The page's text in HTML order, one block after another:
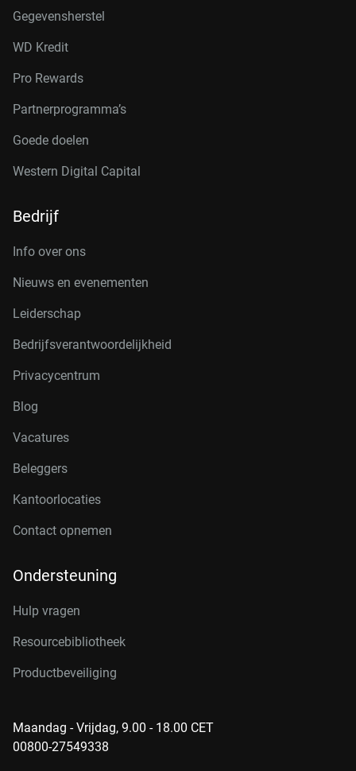
Gegevensherstel
WD Kredit
Pro Rewards
Partnerprogramma’s
Goede doelen
Western Digital Capital
Bedrijf
Info over ons
Nieuws en evenementen
Leiderschap
Bedrijfsverantwoordelijkheid
Privacycentrum
Blog
Vacatures
Beleggers
Kantoorlocaties
Contact opnemen
Ondersteuning
Hulp vragen
Resourcebibliotheek
Productbeveiliging
Maandag - Vrijdag, 9.00 - 18.00 CET
00800-27549338